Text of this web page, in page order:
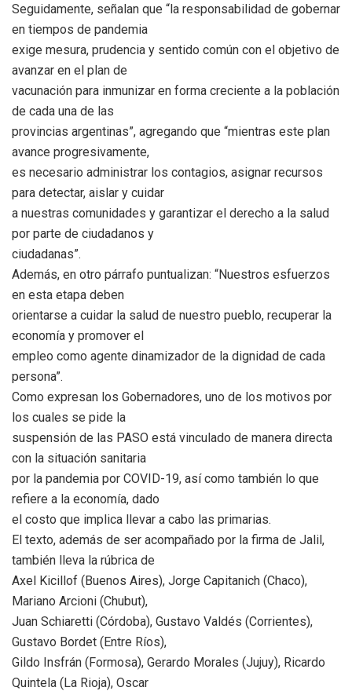
Seguidamente, señalan que “la responsabilidad de gobernar
en tiempos de pandemia
exige mesura, prudencia y sentido común con el objetivo de
avanzar en el plan de
vacunación para inmunizar en forma creciente a la población
de cada una de las
provincias argentinas”, agregando que “mientras este plan
avance progresivamente,
es necesario administrar los contagios, asignar recursos
para detectar, aislar y cuidar
a nuestras comunidades y garantizar el derecho a la salud
por parte de ciudadanos y
ciudadanas”.
Además, en otro párrafo puntualizan: “Nuestros esfuerzos
en esta etapa deben
orientarse a cuidar la salud de nuestro pueblo, recuperar la
economía y promover el
empleo como agente dinamizador de la dignidad de cada
persona”.
Como expresan los Gobernadores, uno de los motivos por
los cuales se pide la
suspensión de las PASO está vinculado de manera directa
con la situación sanitaria
por la pandemia por COVID-19, así como también lo que
refiere a la economía, dado
el costo que implica llevar a cabo las primarias.
El texto, además de ser acompañado por la firma de Jalil,
también lleva la rúbrica de
Axel Kicillof (Buenos Aires), Jorge Capitanich (Chaco),
Mariano Arcioni (Chubut),
Juan Schiaretti (Córdoba), Gustavo Valdés (Corrientes),
Gustavo Bordet (Entre Ríos),
Gildo Insfrán (Formosa), Gerardo Morales (Jujuy), Ricardo
Quintela (La Rioja), Oscar